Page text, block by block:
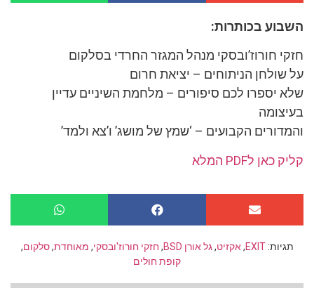
השבוע בכותרות:
חזקי חורוז’ובסקי מנהל המגזר החרדי בסלקום
על שולחן הניתוחים – יציאת חרום
שלא יספרו לכם סיפורים – מלחמת השיניים עדיין
בעיצומה
והמדורים הקבועים – ‘שמץ של מושג’ ו’צא ולמד’
קליק כאן לPDF המלא
תגיות: EXIT
, אקזיט,גל אורן BSD , חזקי חורוז'ובסקי, מאוחדת,סלקום,
קופת חולים